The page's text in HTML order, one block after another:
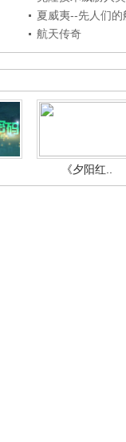
夏威夷--先人们的
航天传奇
《夕阳红..